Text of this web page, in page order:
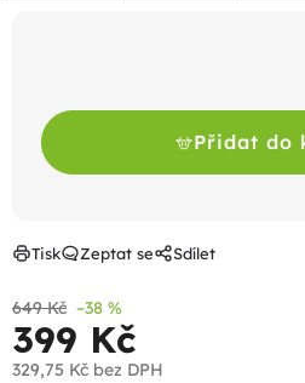
649 Kč –38 %
399 Kč
329,75 Kč bez DPH
Přidat do
Tisk Zeptat se Sdílet